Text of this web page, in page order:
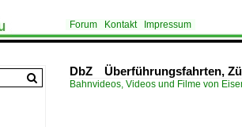
Forum Kontakt Impressum
DbZ Überführungsfahrten,
Bahnvideos, Videos und Filme von